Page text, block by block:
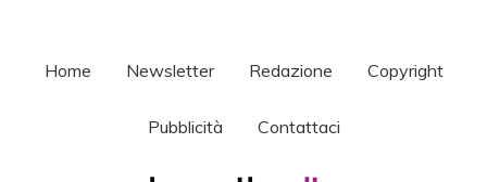
Home Newsletter Redazione Copyright
Pubblicità Contattaci